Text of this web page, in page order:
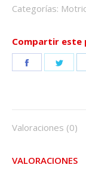
Categorías:
Compartir este
Share
Valoraciones (0)
VALORACIONES